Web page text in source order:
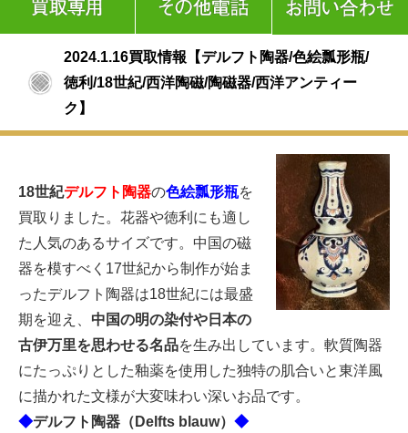
2024.1.16買取情報【デルフト陶器/色絵瓢形瓶/
徳利/18世紀/西洋陶磁/陶磁器/西洋アンティー
ク】
18世紀デルフト陶器の色絵瓢形瓶を
買取りました。花器や徳利にも適し
た人気のあるサイズです。中国の磁
器を模すべく17世紀から制作が始ま
ったデルフト陶器は18世紀には最盛
期を迎え、 中国の明の染付や日本の
古伊万里を思わせる名品を生み出しています。軟質陶器
にたっぷりとした釉薬を使用した独特の肌合いと東洋風
に描かれた文様が大変味わい深いお品です。
◆デルフト陶器（Delfts blauw） ◆